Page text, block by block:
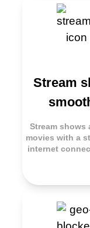
Stream
Stream shows
movies with a
internet